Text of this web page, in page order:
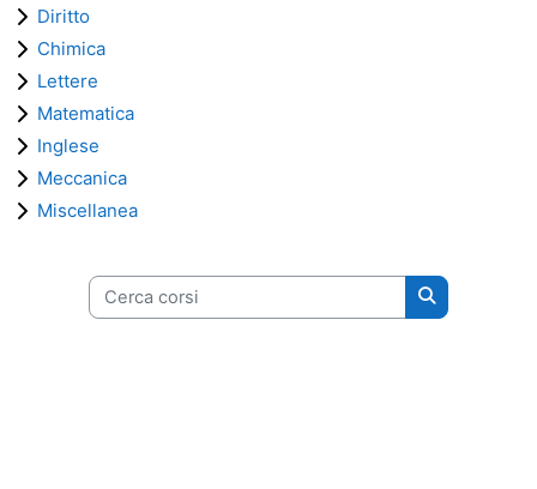
Diritto
Chimica
Lettere
Matematica
Inglese
Meccanica
Miscellanea
Cerca corsi
Cerca corsi